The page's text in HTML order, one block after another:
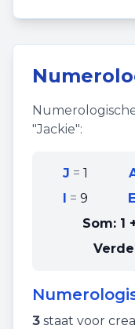
"Jackie":
J = 1
I = 9 E
Som: 1
3 staat voor